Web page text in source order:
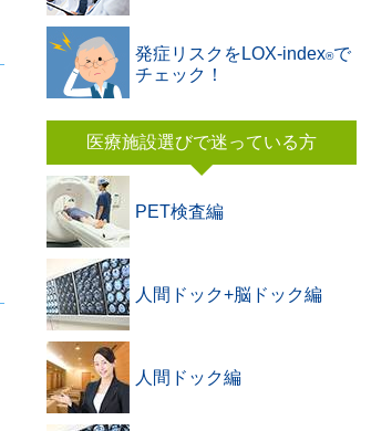
発症リスクをLOX-index®️で
チェック！
医療施設選びで迷っている方
PET検査編
人間ドック+脳ドック編
人間ドック編